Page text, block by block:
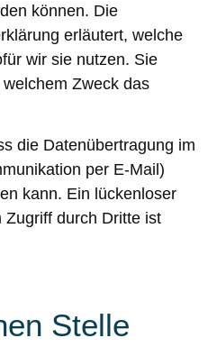
können. Die
erläutert, welche
wir sie nutzen. Sie
Zweck das
die Datenübertragung im
per E-Mail)
kann. Ein lückenloser
Zugriff durch Dritte ist
Stelle